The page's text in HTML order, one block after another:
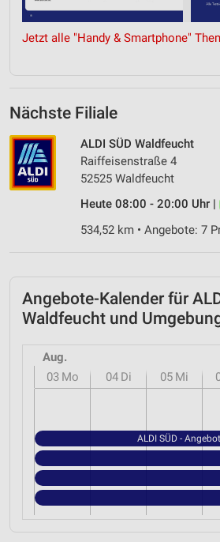
Jetzt alle "Handy & Smartphone"
Nächste Filiale
ALDI SÜD Waldfeucht
Raiffeisenstraße 4
52525 Waldfeucht
Heute 08:00 - 20:00 Uhr |
534,52 km • Angebote: 7
Angebote-Kalender für
Waldfeucht und
Aug.
03 Mo 04 Di 05 Mi
ALDI SÜD -